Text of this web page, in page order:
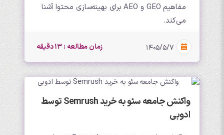
مفاهیم GEO و AEO برای بهینه‌سازی محتوا آشنا
می‌کند.
۱۴۰۵/۵/۷ زمان مطالعه : 13 دقیقه
واکنش جامعه سئو به خرید Semrush توسط
ادوبی